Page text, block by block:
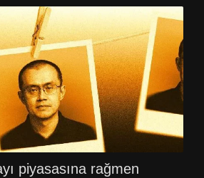
piyasasına rağmen